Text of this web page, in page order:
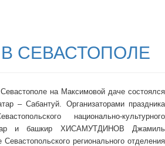
СЕВАСТОПОЛЕ
на Максимовой даче состоялся
– Сабантуй. Организаторами праздника
национально-культурного
и башкир ХИСАМУТДИНОВ Джамиль
регионального отделения